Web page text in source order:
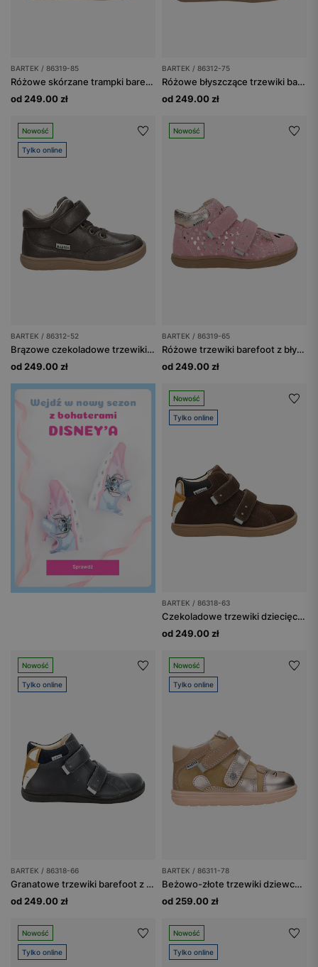
BARTEK / 86319-85
Różowe skórzane trampki barefoot dla dziewczynki
od 249.00 zł
BARTEK / 86312-75
Różowe błyszczące trzewiki barefoot z serduszkami BARTEK 86312-75
od 249.00 zł
Nowość
Tylko online
BARTEK / 86312-52
Brązowe czekoladowe trzewiki dziecięce barefoot BARTEK 86312-52
od 249.00 zł
Nowość
BARTEK / 86319-65
Różowe trzewiki barefoot z błyszczącymi serduszkami BAREFOOT 86319-65
od 249.00 zł
Nowość
Tylko online
BARTEK / 86318-63
Czekoladowe trzewiki dziecięce z liskiem BARTEK 86318-63
od 249.00 zł
Nowość
Tylko online
BARTEK / 86318-66
Granatowe trzewiki barefoot z liskiem BARTEK 86318-66
od 249.00 zł
Nowość
Tylko online
BARTEK / 86311-78
Beżowo-złote trzewiki dziewczęce z motywem kotka BARTEK 86311-78
od 259.00 zł
Nowość
Tylko online
Nowość
Tylko online